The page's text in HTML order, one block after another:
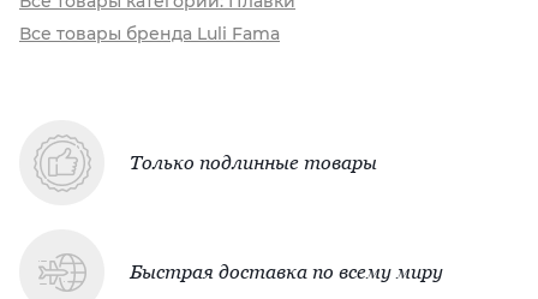
Все товары бренда Luli Fama
Только подлинные товары
Быстрая доставка по всему миру